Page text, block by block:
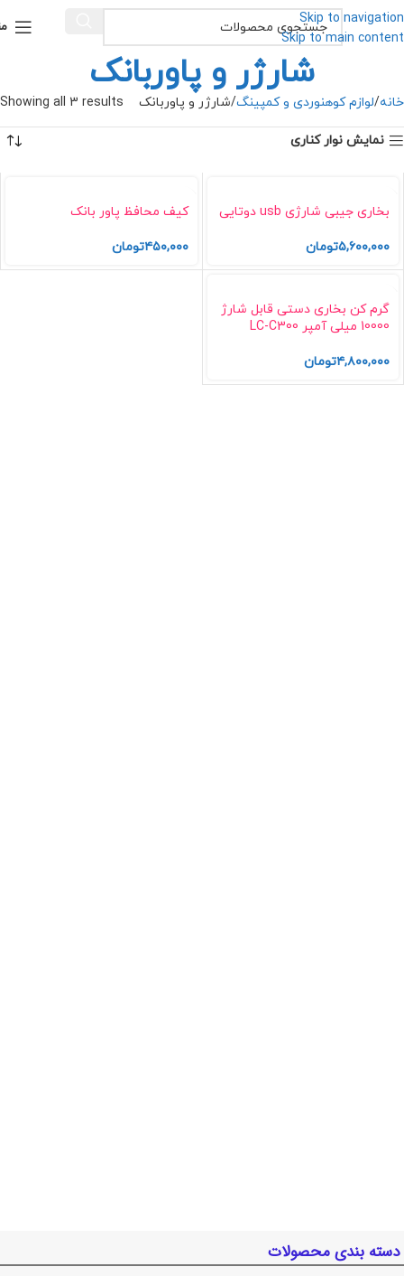
Skip to navigation
Skip to main content
شارژر و پاوربانک
خانه لوازم کوهنوردی و کمپینگ شارژر و پاوربانک Showing all 3 results
نمایش نوار کناری
بخاری جیبی شارژی usb دوتایی
۵,۶۰۰,۰۰۰تومان
کیف محافظ پاور بانک
۴۵۰,۰۰۰تومان
گرم کن بخاری دستی قابل شارژ
10000 میلی آمپر LC-C300
۴,۸۰۰,۰۰۰تومان
دسته بندی محصولات